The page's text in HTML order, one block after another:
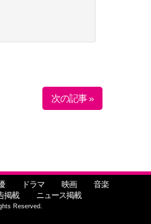
次の記事 »
ドラマ 映画
音楽
掲載 ニュース掲載
Reserved.